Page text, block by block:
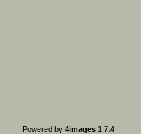
Powered by 4images 1.7.4